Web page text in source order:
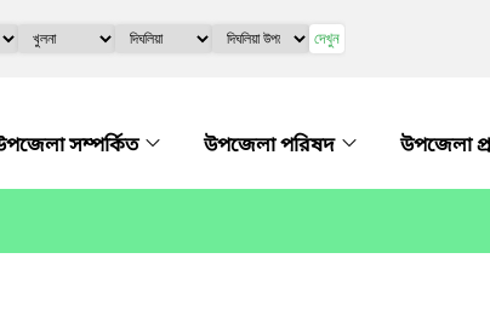
দেখুন
সম্পর্কিত উপজেলা পরিষদ উপজেলা